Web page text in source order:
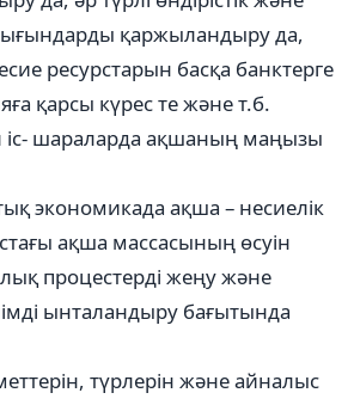
қаржыландыру да,
ресурстарын басқа банктерге
қарсы күрес те және т.б.
іс- шараларда ақшаның маңызы
экономикада ақша – несиелік
ақша массасының өсуін
процестерді жеңу және
ынталандыру бағытында
түрлерін және айналыс